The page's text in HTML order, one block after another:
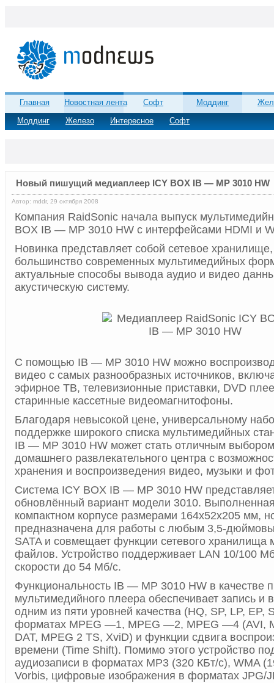
Главная
Новостная лента
Моддинг
Железо Интересное Софт
Софт Моддинг
Новый пишущий медиаплеер ICY BOX IB — MP 3010 HW
Автор: mddr, 29 октября 2008
Компания RaidSonic начала выпуск
BOX IB — MP 3010 HW с интерфейсами HDMI и
Новинка представляет собой сетевое
большинство современных мультимедийных
актуальные способы вывода аудио и видео
акустическую систему.
С помощью IB — MP 3010 HW можно
видео с самых разнообразных источников,
эфирное ТВ, телевизионные приставки, DVD
старинные кассетные видеомагнитофоны.
Благодаря невысокой цене, универсальному
поддержке широкого списка мультимедийных
IB — MP 3010 HW может стать отличным
домашнего развлекательного центра с
хранения и воспроизведения видео, музыки и
Система ICY BOX IB — MP 3010 HW
обновлённый вариант модели 3010.
компактном корпусе размерами 164x52x205 мм,
предназначена для работы с любым 3,5-
SATA и совмещает функции сетевого хранилища
файлов. Устройство поддерживает LAN 10/100
скорости до 54 Мб/с.
Функциональность IB — MP 3010 HW в качестве
мультимедийного плеера обеспечивает запись и
одним из пяти уровней качества (HQ, SP, LP, EP,
форматах MPEG —1, MPEG —2, MPEG —4 (AVI,
DAT, MPEG 2 TS, XviD) и функции сдвига
времени (Time Shift). Помимо этого устройство
аудиозаписи в форматах MP3 (320 КБт/с), WMA
Vorbis, цифровые изображения в форматах JPG/